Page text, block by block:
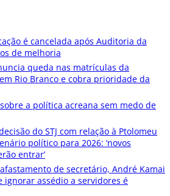
é cancelada após Auditoria da
de melhoria
queda nas matrículas da
Rio Branco e cobra prioridade da
a política acreana sem medo de
do STJ com relação à Ptolomeu
político para 2026: ‘novos
entrar’
de secretário, André Kamai
ignorar assédio a servidores é